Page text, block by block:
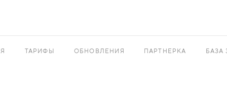
ТАРИФЫ ОБНОВЛЕНИЯ ПАРТНЕРКА БАЗА